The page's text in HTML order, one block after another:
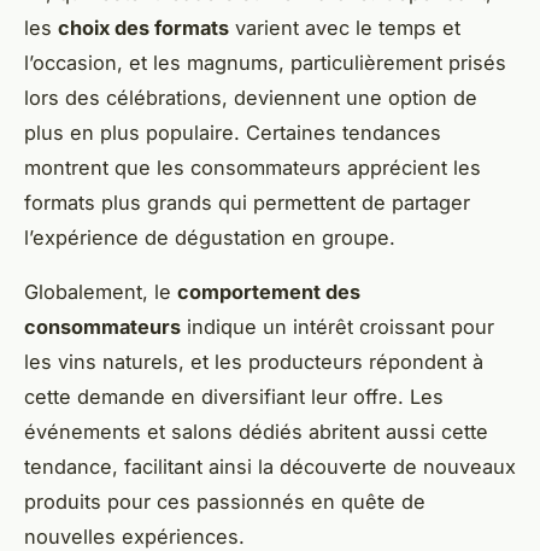
les choix des formats varient avec le temps et
l’occasion, et les magnums, particulièrement prisés
lors des célébrations, deviennent une option de
plus en plus populaire. Certaines tendances
montrent que les consommateurs apprécient les
formats plus grands qui permettent de partager
l’expérience de dégustation en groupe.
Globalement, le comportement des
consommateurs indique un intérêt croissant pour
les vins naturels, et les producteurs répondent à
cette demande en diversifiant leur offre. Les
événements et salons dédiés abritent aussi cette
tendance, facilitant ainsi la découverte de nouveaux
produits pour ces passionnés en quête de
nouvelles expériences.